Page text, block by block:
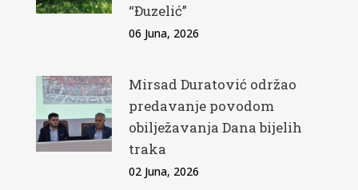
“Đuzelić”
06 Juna, 2026
Mirsad Duratović održao
predavanje povodom
obilježavanja Dana bijelih
traka
02 Juna, 2026